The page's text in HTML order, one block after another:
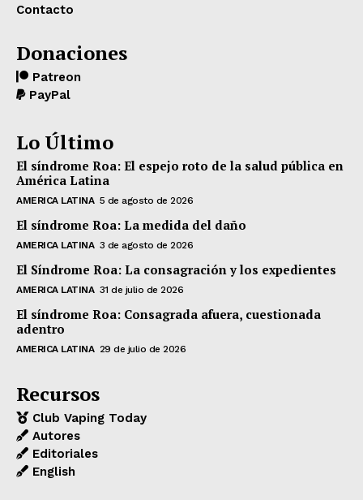
Contacto
Donaciones
Patreon
PayPal
Lo Último
El síndrome Roa: El espejo roto de la salud pública en
América Latina
AMERICA LATINA 5 de agosto de 2026
El síndrome Roa: La medida del daño
AMERICA LATINA 3 de agosto de 2026
El Síndrome Roa: La consagración y los expedientes
AMERICA LATINA 31 de julio de 2026
El síndrome Roa: Consagrada afuera, cuestionada
adentro
AMERICA LATINA 29 de julio de 2026
Recursos
Club Vaping Today
Autores
Editoriales
English